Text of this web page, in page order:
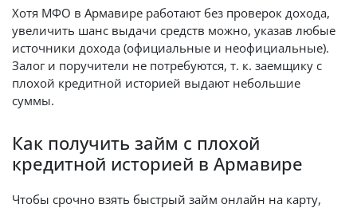
Хотя МФО в Армавире работают без проверок дохода,
увеличить шанс выдачи средств можно, указав любые
источники дохода (официальные и неофициальные).
Залог и поручители не потребуются, т. к. заемщику с
плохой кредитной историей выдают небольшие
суммы.
Как получить займ с плохой
кредитной историей в Армавире
Чтобы срочно взять быстрый займ онлайн на карту,